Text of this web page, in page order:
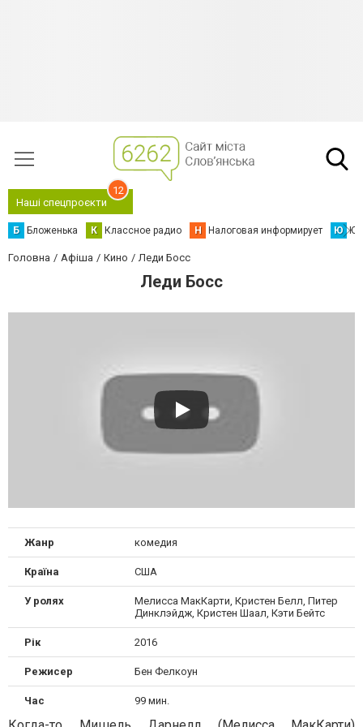
Наші спецпроєкти
12
Б Бложенька К Классное радио Н Налоговая информирует Ю
Головна Афіша Кино Леди Босс
Леди Босс
Жанр комедия
Країна США
У ролях
Мелисса МакКарти, Кристен Белл, Питер
Динклэйдж, Кристен Шаал, Кэти Бейтс
Рік 2016
Режисер Бен Фелкоун
Час 99 мин.